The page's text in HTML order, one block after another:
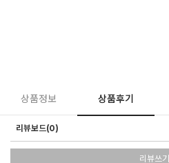
상품정보 상품후기
리뷰보드(0)
리뷰쓰기